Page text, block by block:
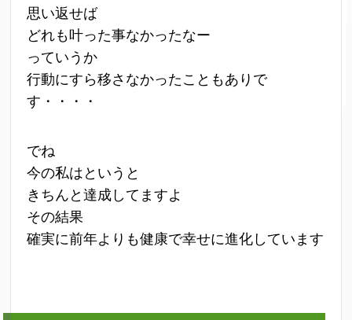
思い返せば
どれも叶った事なかったなー
っていうか
行動にすら移さなかったこともありで
す・・・・
でね
今の私はというと
きちんと達成してますよ
その結果
確実に前年よりも健康で幸せに進化しています